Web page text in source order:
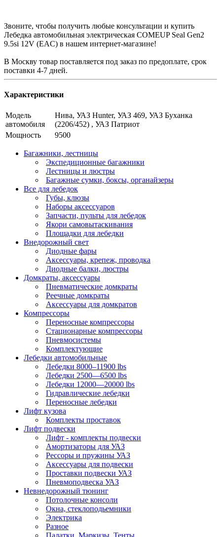
Звоните, чтобы получить любые консультации и купить
Лебедка автомобильная электрическая COMEUP Seal Gen2
9.5si 12V (EAC) в нашем интернет-магазине!
В Москву товар поставляется под заказ по предоплате, срок
поставки 4-7 дней.
Характеристики
Модель
автомобиля
Нива, УАЗ Hunter, УАЗ 469, УАЗ Буханка
(2206/452) , УАЗ Патриот
Мощность
9500
Багажники, лестницы
Экспедиционные багажники
Лестницы и люстры
Багажные сумки, боксы, органайзеры
Все для лебедок
Губы, клюзы
Наборы аксессуаров
Запчасти, пульты для лебедок
Якори самовытаскивания
Площадки для лебедки
Внедорожный свет
Диодные фары
Аксессуары, крепеж, проводка
Диодные балки, люстры
Домкраты, аксессуары
Пневматические домкраты
Реечные домкраты
Аксессуары для домкратов
Компрессоры
Переносные компрессоры
Стационарные компрессоры
Пневмосистемы
Комплектующие
Лебедки автомобильные
Лебедки 8000–11900 lbs
Лебедки 2500—6500 lbs
Лебедки 12000—20000 lbs
Гидравлические лебедки
Переносные лебедки
Лифт кузова
Комплекты проставок
Лифт подвески
Лифт - комплекты подвески
Амортизаторы для УАЗ
Рессоры и пружины УАЗ
Аксессуары для подвески
Проставки подвески УАЗ
Пневмоподвеска УАЗ
Невнедорожный тюнинг
Потолочные консоли
Окна, стеклоподьемники
Электрика
Разное